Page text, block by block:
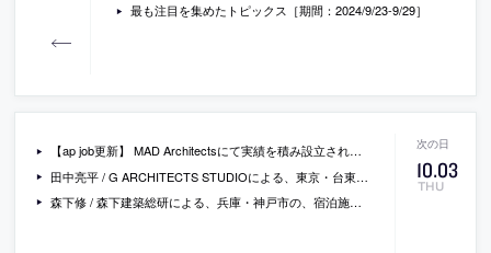
最も注目を集めたトピックス［期間：2024/9/23-9/29］
10.03
THU
【ap job更新】 MAD Architectsにて実績を積み設立され、中国の大規模建築も手掛ける「ARCHER」が、デザインアシスタント（既卒・経験者）を募集中
田中亮平 / G ARCHITECTS STUDIOによる、東京・台東区の飲食店「茶室ニゴウ」。木造二階建てを改修した店。非常に小さな面積という与件を受け、蛍光カラーの“幾何学図形”を導入して“空間認識に揺らぎを与える”計画を考案。グリーンとピンクの色はブランディングを手掛ける北川一成が選定
森下修 / 森下建築総研による、兵庫・神戸市の、宿泊施設「ThinkStay Mt.」。設計者が事業主で運営も手掛ける山中のワーケーション施設。“心地よく創造的な活動”の場を目指し、５棟の高床式の“アトリエコテージ”を設計して森の中に配置。既存の修復は設計者の主導のもと平田建設も関わる